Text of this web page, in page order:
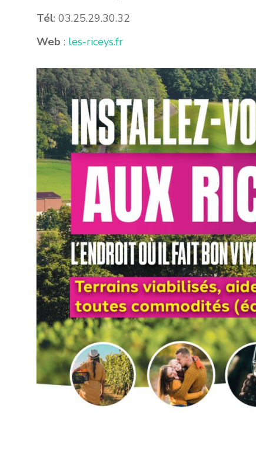
Tél: 03.25.29.30.32
Web : les-riceys.fr